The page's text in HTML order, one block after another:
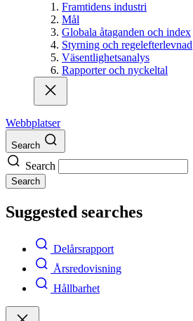
Framtidens industri
Mål
Globala åtaganden och index
Styrning och regelefterlevnad
Väsentlighetsanalys
Rapporter och nyckeltal
Webbplatser
Search
Search
Search
Suggested searches
Delårsrapport
Årsredovisning
Hållbarhet